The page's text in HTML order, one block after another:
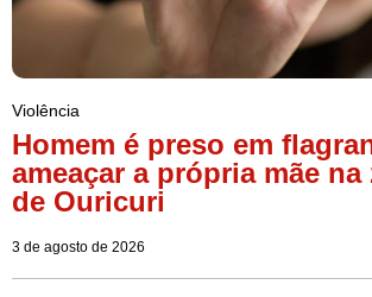
Violência
Homem é preso em
ameaçar a própria mãe na
de Ouricuri
3 de agosto de 2026